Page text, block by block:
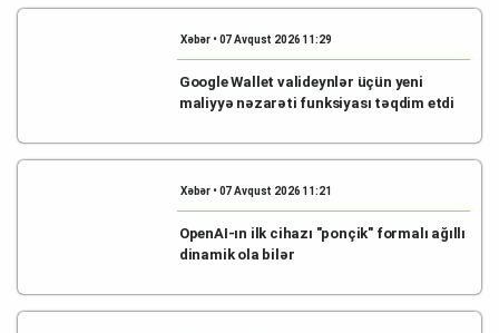
Xəbər • 07 Avqust 2026 11:29
Google Wallet valideynlər üçün yeni
maliyyə nəzarəti funksiyası təqdim etdi
Xəbər • 07 Avqust 2026 11:21
OpenAI-ın ilk cihazı "ponçik" formalı ağıllı
dinamik ola bilər